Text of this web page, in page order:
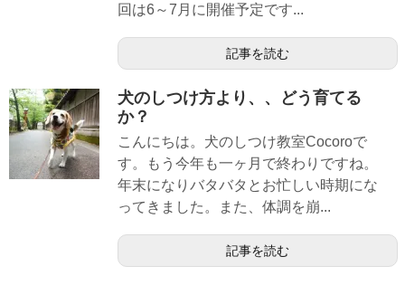
回は6～7月に開催予定です...
記事を読む
犬のしつけ方より、、どう育てる
か？
こんにちは。犬のしつけ教室Cocoroで
す。もう今年も一ヶ月で終わりですね。
年末になりバタバタとお忙しい時期にな
ってきました。また、体調を崩...
記事を読む